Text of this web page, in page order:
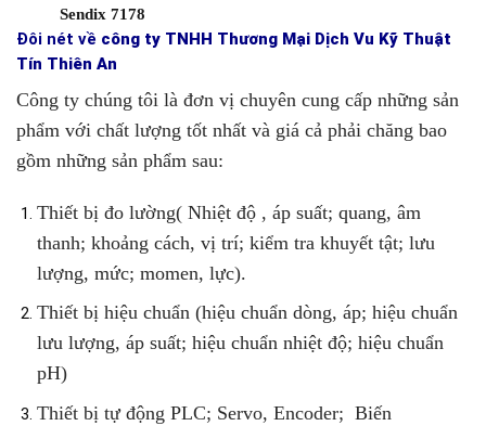
Sendix 7178
Đôi nét về công ty TNHH Thương Mại Dịch Vu Kỹ Thuật
Tín Thiên An
Công ty chúng tôi là đơn vị chuyên cung cấp những sản
phẩm với chất lượng tốt nhất và giá cả phải chăng bao
gồm những sản phẩm sau:
Thiết bị đo lường( Nhiệt độ , áp suất;quang, âm
thanh;khoảng cách, vị trí; kiểm tra khuyết tật;lưu
lượng, mức; momen, lực).
Thiết bị hiệu chuẩn (hiệu chuẩn dòng, áp;hiệu chuẩn
lưu lượng, áp suất;hiệu chuẩn nhiệt độ;hiệu chuẩn
pH)
Thiết bị tự động PLC; Servo, Encoder;Biến